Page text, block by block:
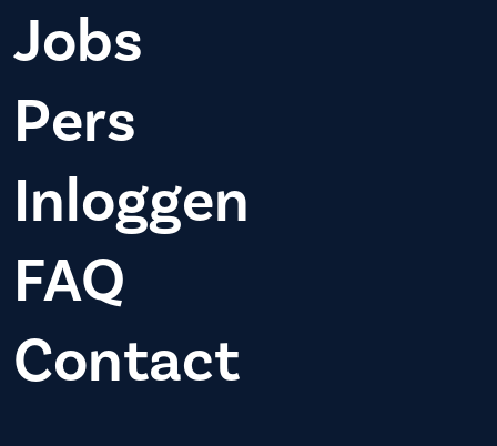
Jobs
Pers
Inloggen
FAQ
Contact